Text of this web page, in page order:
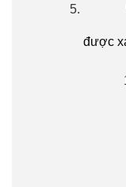
được